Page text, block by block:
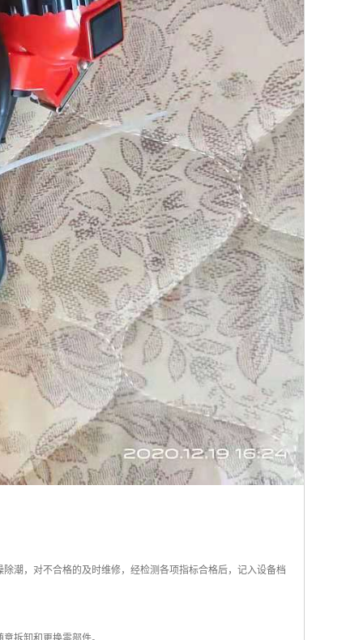
潮，对不合格的及时维修，经检测各项指标合格后，记入设备档